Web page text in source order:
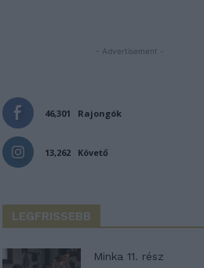
- Advertisement -
46,301 Rajongók
13,262 Követő
LEGFRISSEBB
Minka 11. rész